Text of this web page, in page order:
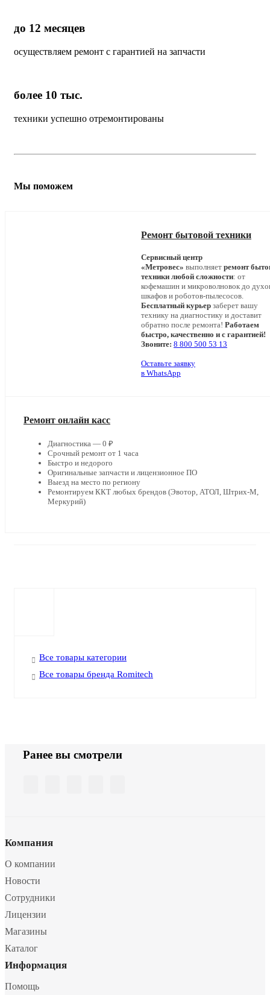
до 12 месяцев
осуществляем ремонт с гарантией на запчасти
более 10 тыс.
техники успешно отремонтированы
Мы поможем
Ремонт бытовой техники
Сервисный центр
«Метровес» выполняет ремонт
техники любой сложности: от
кофемашин и микроволновок до
шкафов и роботов-пылесосов.
Бесплатный курьер заберет вашу
технику на диагностику и доставит
обратно после ремонта! Работаем
быстро, качественно и с гарантией!
Звоните: 8 800 500 53 13
Оставьте заявку
в WhatsApp
Ремонт онлайн касс
Диагностика — 0 ₽
Срочный ремонт от 1 часа
Быстро и недорого
Оригинальные запчасти и лицензионное ПО
Выезд на место по региону
Ремонтируем ККТ любых брендов (Эвотор, АТОЛ, Штрих-М,
Меркурий)
Все товары категории
Все товары бренда Romitech
Ранее вы смотрели
Компания
О компании
Новости
Сотрудники
Лицензии
Магазины
Каталог
Информация
Помощь